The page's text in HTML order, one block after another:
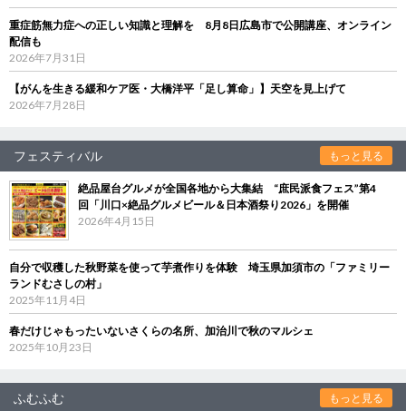
重症筋無力症への正しい知識と理解を 8月8日広島市で公開講座、オンライン
配信も
2026年7月31日
【がんを生きる緩和ケア医・大橋洋平「足し算命」】天空を見上げて
2026年7月28日
フェスティバル もっと見る
絶品屋台グルメが全国各地から大集結 “庶民派食フェス”第4
回「川口×絶品グルメビール＆日本酒祭り2026」を開催
2026年4月15日
自分で収穫した秋野菜を使って芋煮作りを体験 埼玉県加須市の「ファミリー
ランドむさしの村」
2025年11月4日
春だけじゃもったいないさくらの名所、加治川で秋のマルシェ
2025年10月23日
ふむふむ もっと見る